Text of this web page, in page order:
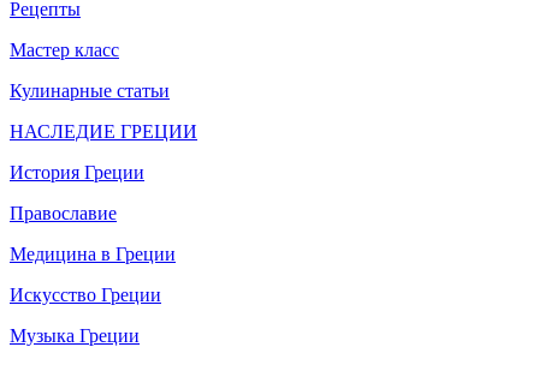
Рецепты
Мастер класс
Кулинарные статьи
НАСЛЕДИЕ ГРЕЦИИ
История Греции
Православие
Медицина в Греции
Искусство Греции
Музыка Греции